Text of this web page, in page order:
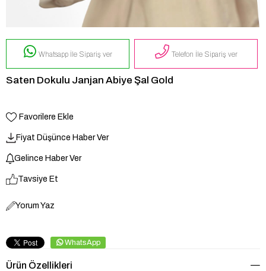
Whatsapp İle Sipariş ver Telefon İle Sipariş ver
Saten Dokulu Janjan Abiye Şal Gold
Favorilere Ekle
Fiyat Düşünce Haber Ver
Gelince Haber Ver
Tavsiye Et
Yorum Yaz
WhatsApp
Ürün Özellikleri